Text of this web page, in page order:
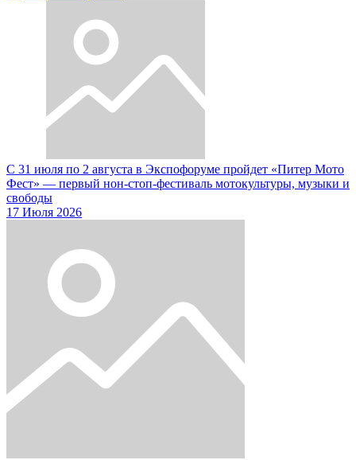
С 31 июля по 2 августа в Экспофоруме пройдет «Питер Мото
Фест» — первый нон-стоп-фестиваль мотокультуры, музыки и
свободы
17 Июля 2026